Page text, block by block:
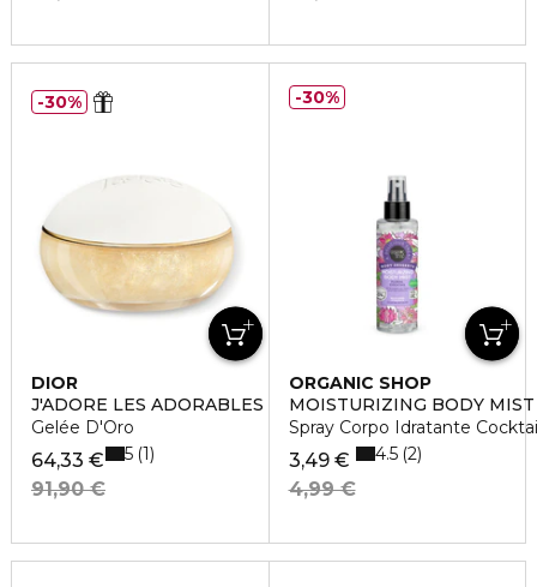
DIOR
J'ADORE LES ADORABLES
Gelée D'Oro
64,33 €
91,90 €
5 1
30%
ORGANIC SHOP
MOISTURIZING BODY MIST
Spray Corpo Idratante
3,49 €
4,99 €
4.5 2
30%